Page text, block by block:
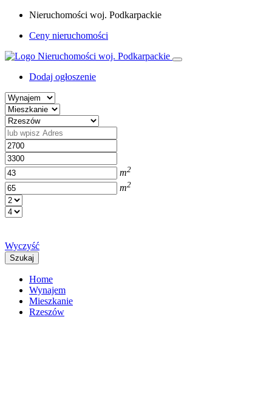
Nieruchomości woj. Podkarpackie
Ceny nieruchomości
Dodaj ogłoszenie
m2
m2
Wyczyść
Szukaj
Home
Wynajem
Mieszkanie
Rzeszów